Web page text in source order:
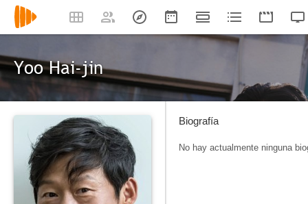
Yoo Hai-jin
Biografía
No hay actualmente ninguna